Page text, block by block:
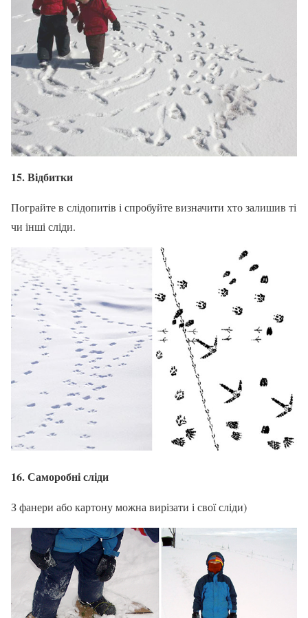
15. Відбитки
Пограйте в слідопитів і спробуйте визначити хто залишив ті
чи інші сліди.
16. Саморобні сліди
З фанери або картону можна вирізати і свої сліди)